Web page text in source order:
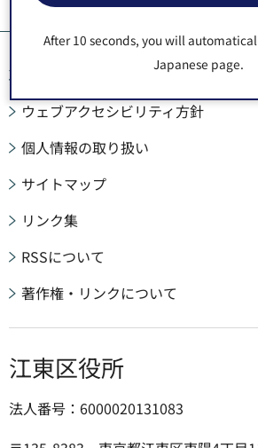
After 10 seconds, you will
Japanese page.
ウェブアクセシビリティ方針
個人情報の取り扱い
サイトマップ
リンク集
RSSについて
著作権・リンクについて
江東区役所
法人番号：6000020131083